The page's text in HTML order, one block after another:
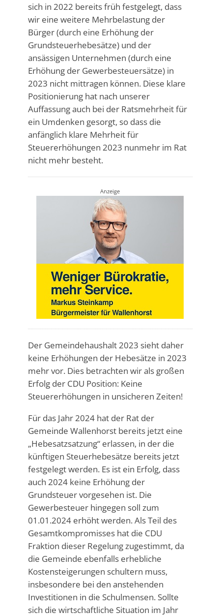
sich in 2022 bereits früh festgelegt, dass
wir eine weitere Mehrbelastung der
Bürger (durch eine Erhöhung der
Grundsteuerhebesätze) und der
ansässigen Unternehmen (durch eine
Erhöhung der Gewerbesteuersätze) in
2023 nicht mittragen können. Diese klare
Positionierung hat nach unserer
Auffassung auch bei der Ratsmehrheit für
ein Umdenken gesorgt, so dass die
anfänglich klare Mehrheit für
Steuererhöhungen 2023 nunmehr im Rat
nicht mehr besteht.
Anzeige
Der Gemeindehaushalt 2023 sieht daher
keine Erhöhungen der Hebesätze in 2023
mehr vor. Dies betrachten wir als großen
Erfolg der CDU Position: Keine
Steuererhöhungen in unsicheren Zeiten!
Für das Jahr 2024 hat der Rat der
Gemeinde Wallenhorst bereits jetzt eine
„Hebesatzsatzung“ erlassen, in der die
künftigen Steuerhebesätze bereits jetzt
festgelegt werden. Es ist ein Erfolg, dass
auch 2024 keine Erhöhung der
Grundsteuer vorgesehen ist. Die
Gewerbesteuer hingegen soll zum
01.01.2024 erhöht werden. Als Teil des
Gesamtkompromisses hat die CDU
Fraktion dieser Regelung zugestimmt, da
die Gemeinde ebenfalls erhebliche
Kostensteigerungen schultern muss,
insbesondere bei den anstehenden
Investitionen in die Schulmensen. Sollte
sich die wirtschaftliche Situation im Jahr